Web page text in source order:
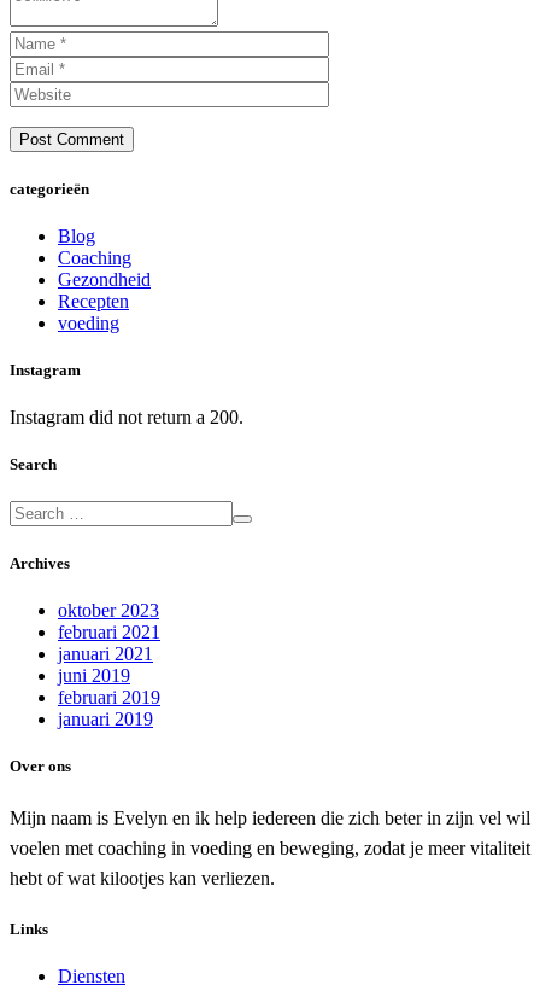
categorieën
Blog
Coaching
Gezondheid
Recepten
voeding
Instagram
Instagram did not return a 200.
Search
Archives
oktober 2023
februari 2021
januari 2021
juni 2019
februari 2019
januari 2019
Over ons
Mijn naam is Evelyn en ik help iedereen die zich beter in zijn vel wil
voelen met coaching in voeding en beweging, zodat je meer vitaliteit
hebt of wat kilootjes kan verliezen.
Links
Diensten